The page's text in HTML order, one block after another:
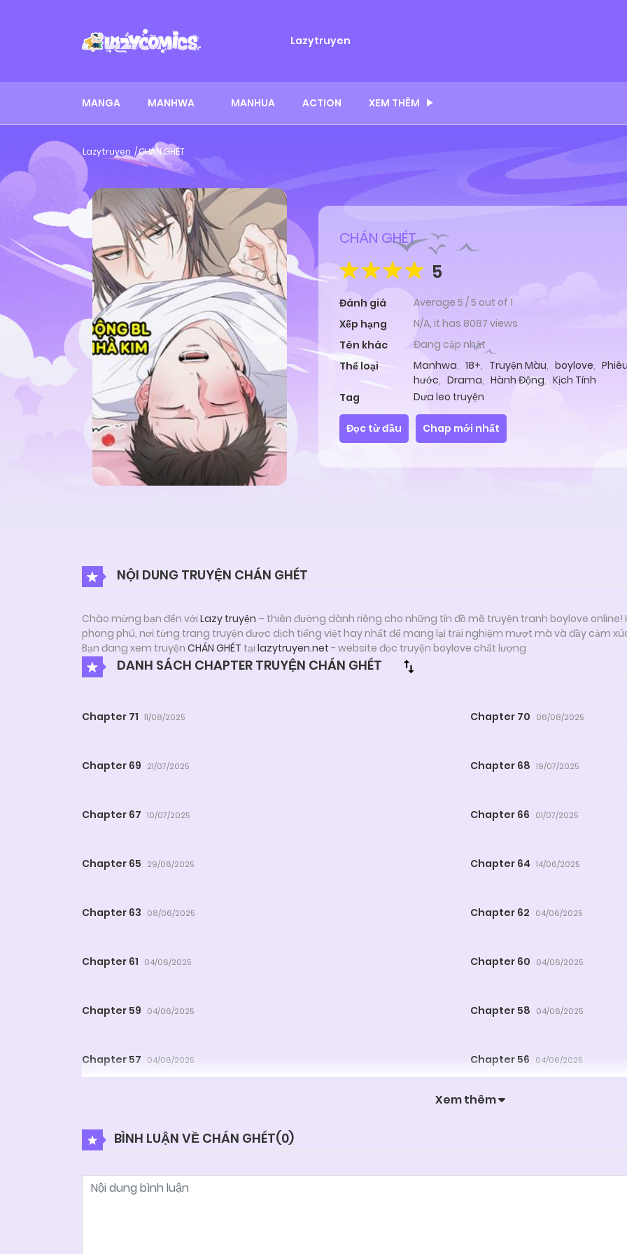
Lazytruyen
MANGA MANHWA MANHUA ACTION XEM THÊM
Lazytruyen CHÁN GHÉT
CHÁN GHÉT
5
Đánh giá Average 5 /5 out of 1
Xếp hạng
N/A, it has 8087 views
Tên khác
Đang cập nhật
Thể loại
Manhwa, 18+, Truyện Màu, boylove,
hước, Drama, Hành Động, Kịch Tính
Tag
Dưa leo truyện
Đọc từ đầu Chap mới nhất
NỘI DUNG TRUYỆN CHÁN GHÉT
Chào mừng bạn đến với Lazy truyện – thiên đường dành riêng cho những tín đồ mê truyện tranh boylove
phong phú, nơi từng trang truyện được dịch tiếng việt hay nhất để mang lại trải nghiệm mượt mà và đầy cảm
Bạn đang xem truyện CHÁN GHÉT tại lazytruyen.net - website đọc truyện boylove chất lượng
DANH SÁCH CHAPTER TRUYỆN CHÁN GHÉT
Chapter 71 11/08/2025 Chapter 70 08/08/2025
Chapter 69 21/07/2025 Chapter 68 19/07/2025
Chapter 67 10/07/2025 Chapter 66 01/07/2025
Chapter 65 29/06/2025 Chapter 64 14/06/2025
Chapter 63 08/06/2025 Chapter 62 04/06/2025
Chapter 61 04/06/2025 Chapter 60 04/06/2025
Chapter 59 04/06/2025 Chapter 58 04/06/2025
Chapter 57 04/06/2025 Chapter 56 04/06/2025
Xem thêm
BÌNH LUẬN VỀ CHÁN GHÉT(0)